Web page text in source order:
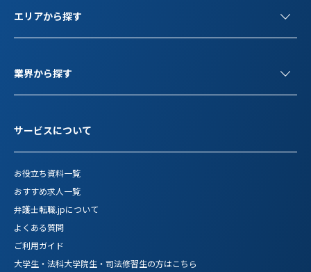
エリアから探す
業界から探す
サービスについて
お役立ち資料一覧
おすすめ求人一覧
弁護士転職.jpについて
よくある質問
ご利用ガイド
大学生・法科大学院生・司法修習生の方はこちら